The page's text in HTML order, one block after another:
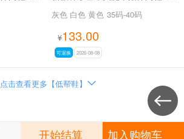
灰色 白色 黄色 35码-40码
¥133.00
可退换 2026-08-08
点击查看更多【低帮鞋】 

开始结算 加入购物车